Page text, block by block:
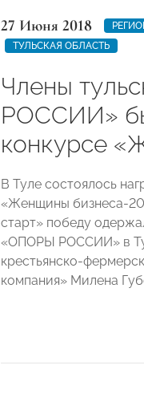
27 Июня 2018
ТУЛЬСКАЯ ОБЛАСТЬ
Члены
РОССИИ»
конкурсе
В Туле состоялось
«Женщины бизнеса-
старт» победу
«ОПОРЫ РОССИИ» в
крестьянско-
компания» Милена